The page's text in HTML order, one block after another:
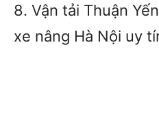
8. Vận tải Thuận
xe nâng Hà Nội uy